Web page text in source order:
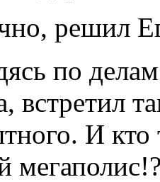
решил
по
встретил
И кто